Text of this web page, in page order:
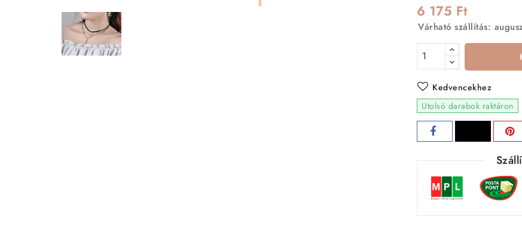
6 175 Ft
Várható szállítás:
Kedvencekhez
Utolsó darabok raktáron